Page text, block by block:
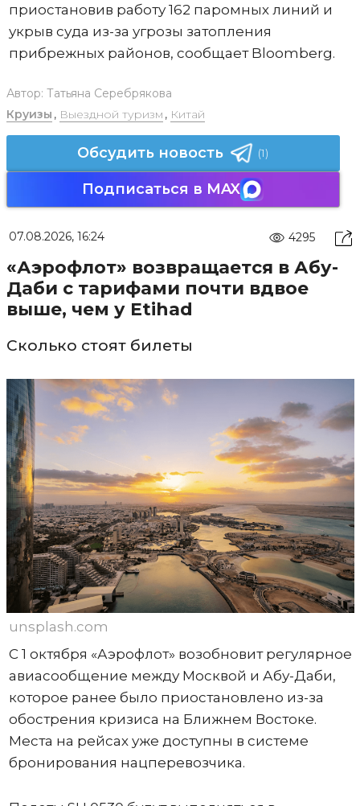
приостановив работу 162 паромных линий и
укрыв суда из-за угрозы затопления
прибрежных районов, сообщает Bloomberg.
Автор: Татьяна Серебрякова
Круизы , Выездной туризм , Китай
Обсудить новость (1)
Подписаться в MAX
07.08.2026, 16:24 4295
«Аэрофлот» возвращается в Абу-
Даби с тарифами почти вдвое
выше, чем у Etihad
Сколько стоят билеты
unsplash.com
С 1 октября «Аэрофлот» возобновит регулярное
авиасообщение между Москвой и Абу-Даби,
которое ранее было приостановлено из-за
обострения кризиса на Ближнем Востоке.
Места на рейсах уже доступны в системе
бронирования нацперевозчика.